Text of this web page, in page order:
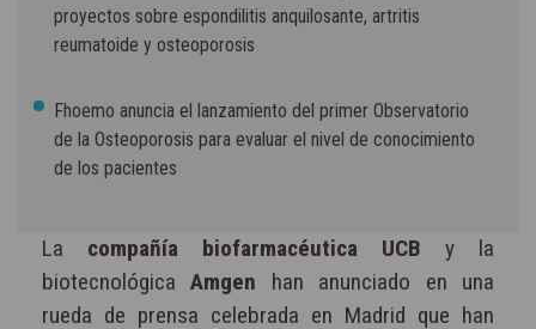
proyectos sobre espondilitis anquilosante, artritis
reumatoide y osteoporosis
Fhoemo anuncia el lanzamiento del primer Observatorio
de la Osteoporosis para evaluar el nivel de conocimiento
de los pacientes
La compañía biofarmacéutica UCB y la
biotecnológicaAmgen han anunciado en una
rueda de prensa celebrada en Madrid que han